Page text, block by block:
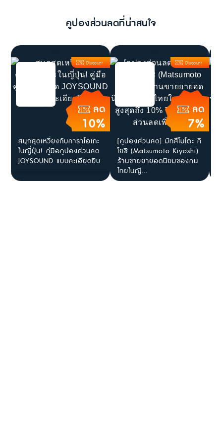
คูปองส่วนลดที่น่าสนใจ
ลด
10%
Discount
สนุกสุดเหวี่ยงกับคาราโอเกะ
ในญี่ปุ่น! คู่มือคูปองส่วนลด
JOYSOUND แบบละเอียดยิบ
ลด
7%
Discount
[คูปองส่วนลด] มัทสึโมโตะ คิ
โยชิ (Matsumoto Kiyoshi)
ร้านขายยายอดนิยมของคน
ไทยในญี...